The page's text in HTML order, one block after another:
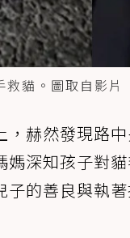
貓。圖取自影片
赫然發現路
媽深知孩子對
的善良與執